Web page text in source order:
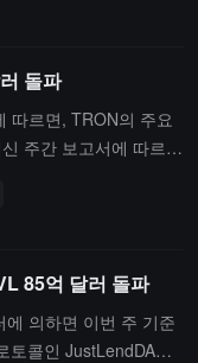
성과 규
태계의
USD1
분산
돌파
따르면, TRON의 주요
주간 보고서에 따르
억 달러, 일일 보
상 대출 서비스를 제
85억 달러 돌파
의하면 이번 주 기준
토콜인 JustLendDAO